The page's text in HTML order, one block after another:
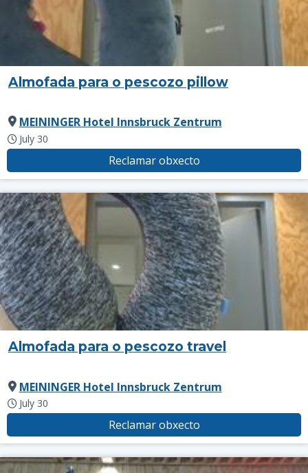
Almofada para o pescozo pillow
MEININGER Hotel Innsbruck Zentrum
July 30
Reclamar obxecto
Almofada para o pescozo travel
MEININGER Hotel Innsbruck Zentrum
July 30
Reclamar obxecto